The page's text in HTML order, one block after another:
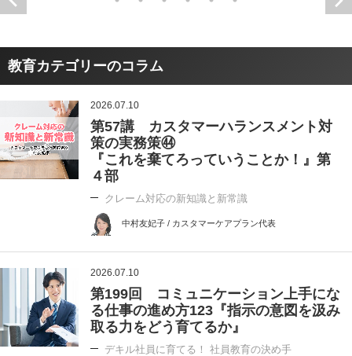
教育カテゴリーのコラム
2026.07.10
第57講 カスタマーハランスメント対
策の実務策㊹
『これを棄てろっていうことか！』第
４部
クレーム対応の新知識と新常識
中村友妃子 / カスタマーケアプラン代表
2026.07.10
第199回 コミュニケーション上手にな
る仕事の進め方123『指示の意図を汲み
取る力をどう育てるか』
デキル社員に育てる！ 社員教育の決め手